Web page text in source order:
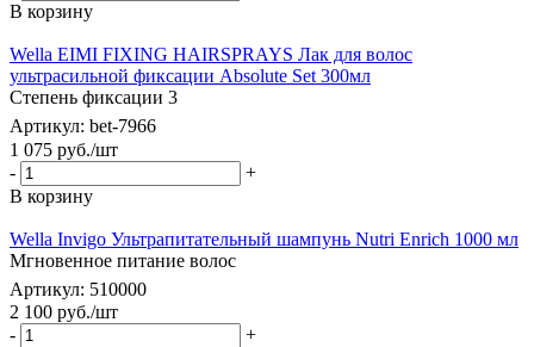
В корзину
Wella EIMI FIXING HAIRSPRAYS Лак для волос
ультрасильной фиксации Absolute Set 300мл
Степень фиксации 3
Артикул: bet-7966
1 075 руб./шт
-
+
В корзину
Wella Invigo Ультрапитательный шампунь Nutri Enrich 1000 мл
Мгновенное питание волос
Артикул: 510000
2 100 руб./шт
-
+